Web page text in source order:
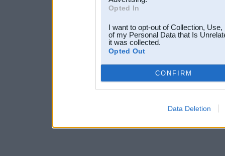
Opted In
I want to opt-out of Collection,
of my Personal Data that Is
it was collected.
Opted Out
CONFIRM
Data Deletion